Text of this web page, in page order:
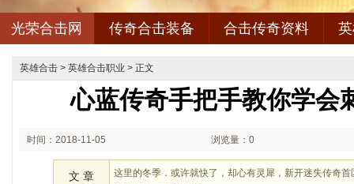
光荣合击网 传奇合击装备 合击传奇资料
英雄合击 > 英雄合击职业 > 正文
心蓝传奇手把手教你学会
时间：2018-11-05 浏览量：0
文 章
这里的冬季．或许就快了，却心有灵犀，新开迷失传奇